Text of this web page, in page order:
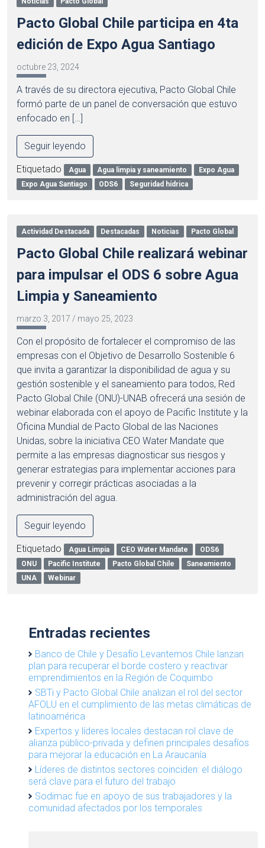
Pacto Global Chile participa en 4ta
edición de Expo Agua Santiago
octubre 23, 2024
A través de su directora ejecutiva, Pacto Global Chile
formó parte de un panel de conversación que estuvo
enfocado en […]
Seguir leyendo
Etiquetado Agua Agua limpia y saneamiento
Expo Agua
Expo Agua Santiago
ODS6 Seguridad hídrica
Actividad Destacada Destacadas Noticias Pacto Global
Pacto Global Chile realizará webinar
para impulsar el ODS 6 sobre Agua
Limpia y Saneamiento
marzo 3, 2017 / mayo 25, 2023
Con el propósito de fortalecer el compromiso de las
empresas con el Objetivo de Desarrollo Sostenible 6
que invita a garantizar la disponibilidad de agua y su
gestión sostenible y el saneamiento para todos, Red
Pacto Global Chile (ONU)-UNAB ofrecerá una sesión de
webinar elaborada con el apoyo de Pacific Institute y la
Oficina Mundial de Pacto Global de las Naciones
Unidas, sobre la iniciativa CEO Water Mandate que
permite a las empresas diagnosticar sus riesgos y
generar estrategias para implementar acciones para
prevenir y corregir prácticas asociadas a la
administración del agua.
Seguir leyendo
Etiquetado Agua Limpia CEO Water Mandate
ODS6
ONU
Pacific Institute Pacto Global Chile
Saneamiento
UNA
Webinar
Entradas recientes
Banco de Chile y Desafío Levantemos Chile lanzan
plan para recuperar el borde costero y reactivar
emprendimientos en la Región de Coquimbo
SBTi y Pacto Global Chile analizan el rol del sector
AFOLU en el cumplimiento de las metas climáticas de
latinoamérica
Expertos y líderes locales destacan rol clave de
alianza público-privada y definen principales desafíos
para mejorar la educación en La Araucanía
Líderes de distintos sectores coinciden: el diálogo
será clave para el futuro del trabajo
Sodimac fue en apoyo de sus trabajadores y la
comunidad afectados por los temporales